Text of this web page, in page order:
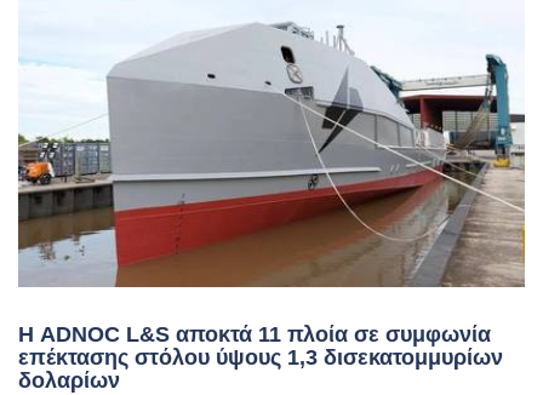
Η ADNOC L&S αποκτά 11 πλοία σε συμφωνία
επέκτασης στόλου ύψους 1,3 δισεκατομμυρίων
δολαρίων